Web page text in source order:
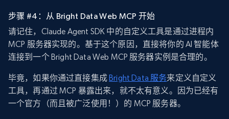
步骤 #4：从 Bright Data Web MCP 开始
请记住，Claude Agent SDK 中的自定义工具是通过进程内
MCP 服务器实现的。基于这个原因，直接将你的 AI 智能体
连接到一个 Bright Data Web MCP 服务器实例是合理的。
毕竟，如果你通过直接集成Bright Data 服务来定义自定义
工具，再通过 MCP 暴露出来，就不太有意义。因为已经有
一个官方（而且被广泛使用！）的 MCP 服务器。